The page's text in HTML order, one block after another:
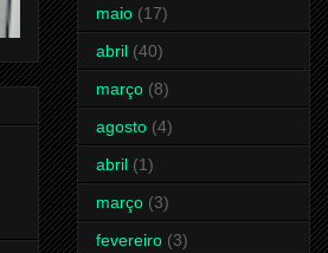
maio (17)
abril (40)
março (8)
agosto (4)
abril (1)
março (3)
fevereiro (3)